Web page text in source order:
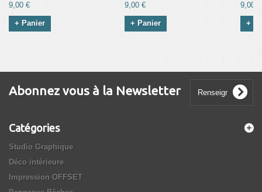
9,00 €
+ Panier
9,00 €
+ Panier
9,00 €
+
Abonnez vous à la Newsletter
Catégories
Studio Graphique
Déco intérieure
Impression OFFSET